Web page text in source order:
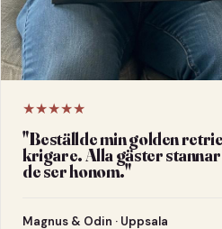
★★★★★
"Beställde min golden
krigare. Alla gäster
de ser honom."
Magnus & Odin · Uppsala